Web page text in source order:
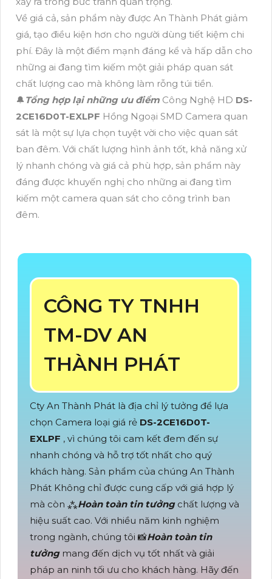
Về giá cả, sản phẩm này được An Thành Phát giảm
giá, tạo điều kiện hơn cho người dùng tiết kiệm chi
phí. Đây là một điểm mạnh đáng kể và hấp dẫn cho
những ai đang tìm kiếm một giải pháp quan sát
chất lượng cao mà không làm rỗng túi tiền.
🔔 Tổng hợp lại những ưu điểm Công Nghệ HD DS-
2CE16D0T-EXLPF Hồng Ngoại SMD Camera quan
sát là một sự lựa chọn tuyệt vời cho việc quan sát
ban đêm. Với chất lượng hình ảnh tốt, khả năng xử
lý nhanh chóng và giá cả phù hợp, sản phẩm này
đáng được khuyến nghị cho những ai đang tìm
kiếm một camera quan sát cho công trình ban
đêm.
CÔNG TY TNHH
TM-DV AN
THÀNH PHÁT
Cty An Thành Phát là địa chỉ lý tưởng để lựa
chọn Camera loại giá rẻ DS-2CE16D0T-
EXLPF , vì chúng tôi cam kết đem đến sự
nhanh chóng và hỗ trợ tốt nhất cho quý
khách hàng. Sản phẩm của chúng An Thành
Phát Không chỉ được cung cấp với giá hợp lý
mà còn ⁂Hoàn toàn tin tưởngchất lượng và
hiệu suất cao. Với nhiều năm kinh nghiệm
trong ngành, chúng tôi 📸Hoàn toàn tin
tưởngmang đến dịch vụ tốt nhất và giải
pháp an ninh tối ưu cho khách hàng. Hãy đến